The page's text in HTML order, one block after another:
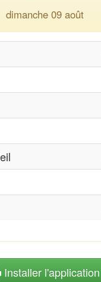
dimanche 09 août
Installer l'application